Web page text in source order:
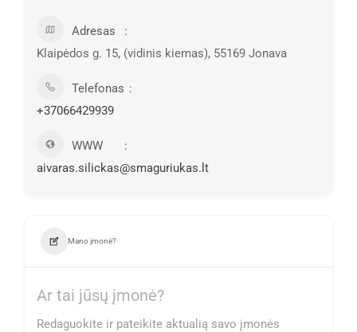
Adresas
Klaipėdos g. 15, (vidinis kiemas), 55169 Jonava
Telefonas
+37066429939
WWW
aivaras.silickas@smaguriukas.lt
Mano įmonė?
Ar tai jūsų įmonė?
Redaguokite ir pateikite aktualią savo įmonės